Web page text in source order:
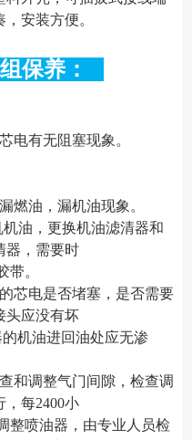
安装方便。
保养：
电有无阻塞现象。
燃油，漏机油现象。
机油，更换机油滤清器和
器，需要时
。
芯电是否堵塞，是否需要
头应没有坏
机油进回油处应无渗
和调整气门间隙，检查调
每2400小
喷油器，由专业人员检